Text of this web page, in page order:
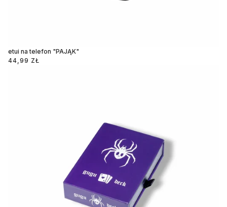
etui na telefon "PAJĄK"
44,99 ZŁ